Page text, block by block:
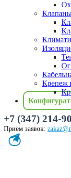
Крепеж
+7 (347) 214-
Приём заявок: